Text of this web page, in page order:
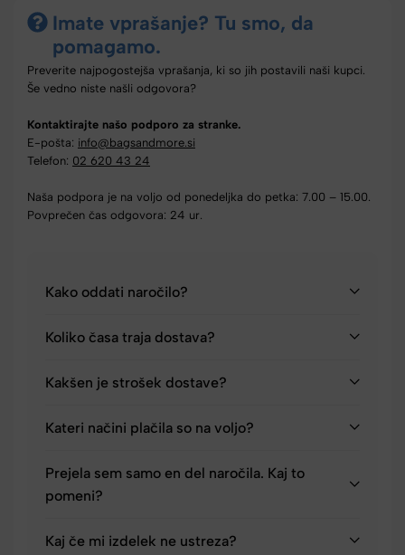
Imate vprašanje? Tu smo, da
pomagamo.
Preverite najpogostejša vprašanja, ki so jih postavili naši kupci.
Še vedno niste našli odgovora?
Kontaktirajte našo podporo za stranke.
E-pošta: info@bagsandmore.si
Telefon: 02 620 43 24
Naša podpora je na voljo od ponedeljka do petka: 7.00 – 15.00.
Povprečen čas odgovora: 24 ur.
Kako oddati naročilo?
Koliko časa traja dostava?
Kakšen je strošek dostave?
Kateri načini plačila so na voljo?
Prejela sem samo en del naročila. Kaj to
pomeni?
Kaj če mi izdelek ne ustreza?